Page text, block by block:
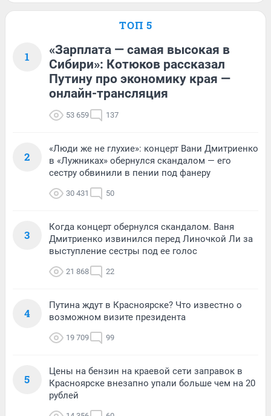
ТОП 5
1
«Зарплата — самая высокая в
Сибири»: Котюков рассказал
Путину про экономику края —
онлайн-трансляция
53 659 137
2
«Люди же не глухие»: концерт Вани Дмитриенко
в «Лужниках» обернулся скандалом — его
сестру обвинили в пении под фанеру
30 431 50
3
Когда концерт обернулся скандалом. Ваня
Дмитриенко извинился перед Линочкой Ли за
выступление сестры под ее голос
21 868 22
4
Путина ждут в Красноярске? Что известно о
возможном визите президента
19 709 99
5
Цены на бензин на краевой сети заправок в
Красноярске внезапно упали больше чем на 20
рублей